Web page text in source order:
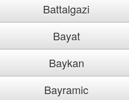
Battalgazi
Bayat
Baykan
Bayramic